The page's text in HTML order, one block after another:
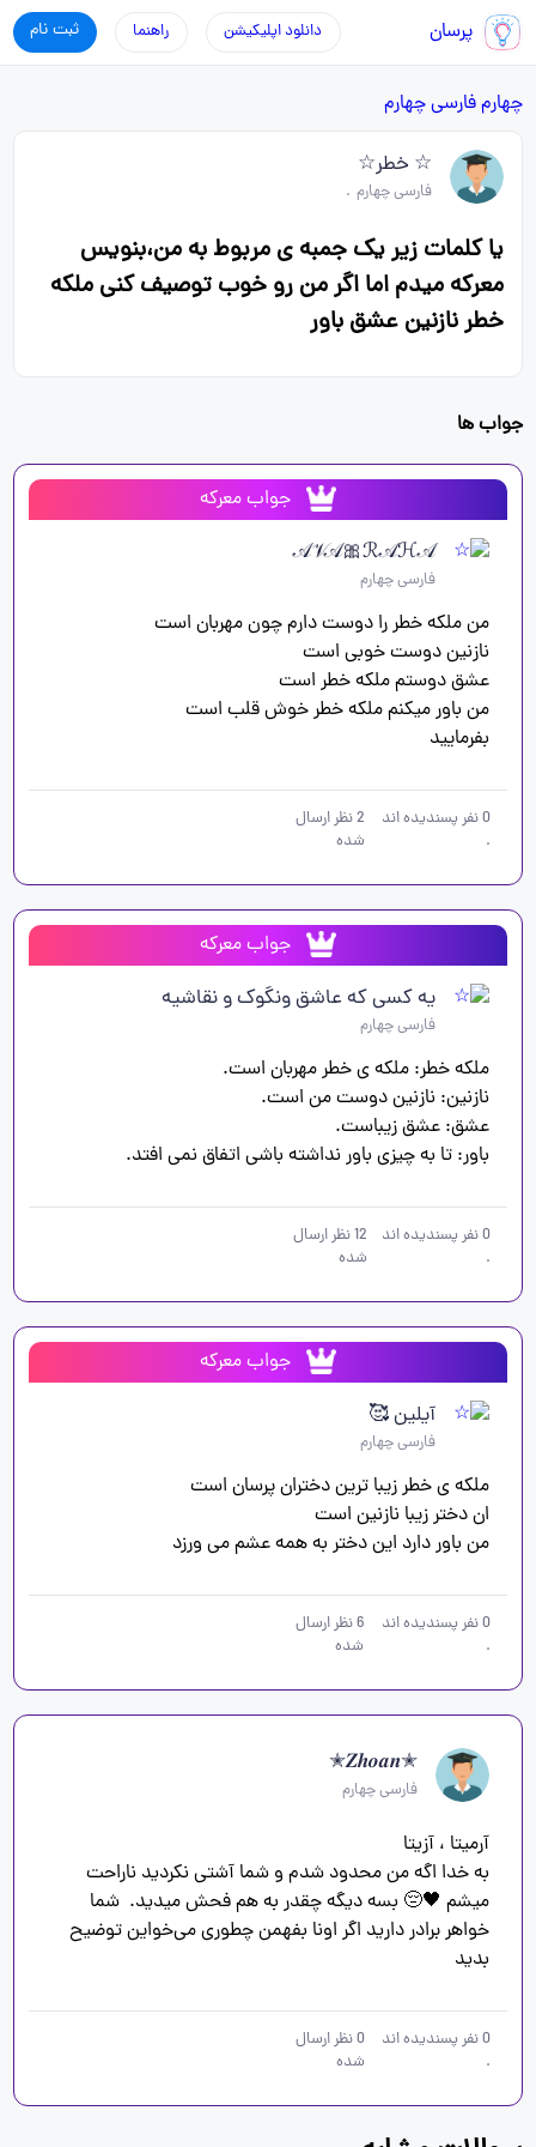
پرسان ثبت نام راهنما دانلود اپلیکیشن
چهارمفارسی چهارم
☆ خطر☆
فارسی چهارم .
یا کلمات زیر یک جمبه ی مربوط به من،بنویس
معرکه میدم اما اگر من رو خوب توصیف کنی ملکه
خطر نازنین عشق باور
جواب ها
جواب معرکه
𝒜𝒱𝒜🎀ℛ𝒜ℋ𝒜
فارسی چهارم
بفرمایید
0نفر پسندیده اند
.
2نظر ارسال
شده
جواب معرکه
یه کسی که عاشق ونگوک و نقاشیه
فارسی چهارم
باور: تا به چیزی باور نداشته باشی اتفاق نمی افتد.
0نفر پسندیده اند
.
12نظر ارسال
شده
جواب معرکه
آیلین 🥰
فارسی چهارم
من باور دارد این دختر به همه عشم می ورزد
0نفر پسندیده اند
.
6نظر ارسال
شده
✭𝒁𝒉𝒐𝒂𝒏✭
فارسی چهارم
بدید
0نفر پسندیده اند
.
0نظر ارسال
شده